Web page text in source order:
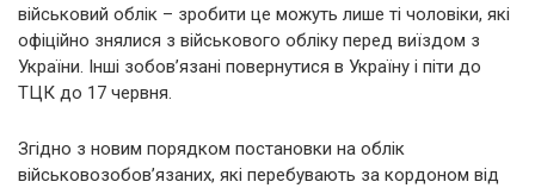
військовий облік – зробити це можуть лише ті чоловіки, які
офіційно знялися з військового обліку перед виїздом з
України. Інші зобов’язані повернутися в Україну і піти до
ТЦК до 17 червня.
Згідно з новим порядком постановки на облік
військовозобов’язаних, які перебувають за кордоном від